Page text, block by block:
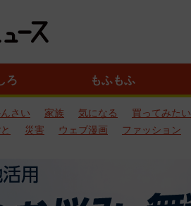
ろ もふもふ
さい 家族 気になる 買ってみたい
災害 ウェブ漫画 ファッション